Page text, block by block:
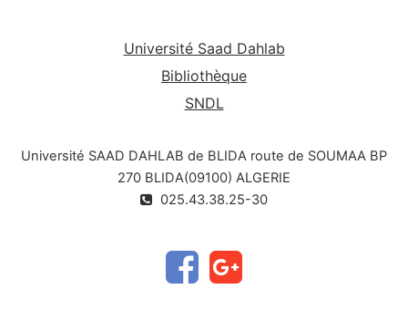
Université Saad Dahlab
Bibliothèque
SNDL
Université SAAD DAHLAB de BLIDA route de SOUMAA BP
270 BLIDA(09100) ALGERIE
025.43.38.25-30